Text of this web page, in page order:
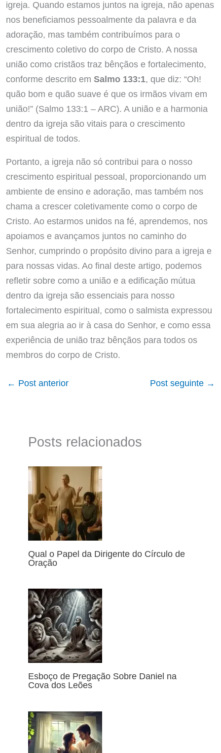
igreja. Quando estamos juntos na igreja, não apenas
nos beneficiamos pessoalmente da palavra e da
adoração, mas também contribuímos para o
crescimento coletivo do corpo de Cristo. A nossa
união como cristãos traz bênçãos e fortalecimento,
conforme descrito em Salmo 133:1, que diz: “Oh!
quão bom e quão suave é que os irmãos vivam em
união!” (Salmo 133:1 – ARC). A união e a harmonia
dentro da igreja são vitais para o crescimento
espiritual de todos.
Portanto, a igreja não só contribui para o nosso
crescimento espiritual pessoal, proporcionando um
ambiente de ensino e adoração, mas também nos
chama a crescer coletivamente como o corpo de
Cristo. Ao estarmos unidos na fé, aprendemos, nos
apoiamos e avançamos juntos no caminho do
Senhor, cumprindo o propósito divino para a igreja e
para nossas vidas. Ao final deste artigo, podemos
refletir sobre como a união e a edificação mútua
dentro da igreja são essenciais para nosso
fortalecimento espiritual, como o salmista expressou
em sua alegria ao ir à casa do Senhor, e como essa
experiência de união traz bênçãos para todos os
membros do corpo de Cristo.
← Post anterior Post seguinte →
Posts relacionados
Qual o Papel da Dirigente do Círculo de
Oração
Esboço de Pregação Sobre Daniel na
Cova dos Leões